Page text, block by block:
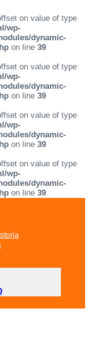
on value of type
wp-
dynamic-
on line 39
on value of type
wp-
dynamic-
on line 39
on value of type
wp-
dynamic-
on line 39
on value of type
wp-
dynamic-
on line 39